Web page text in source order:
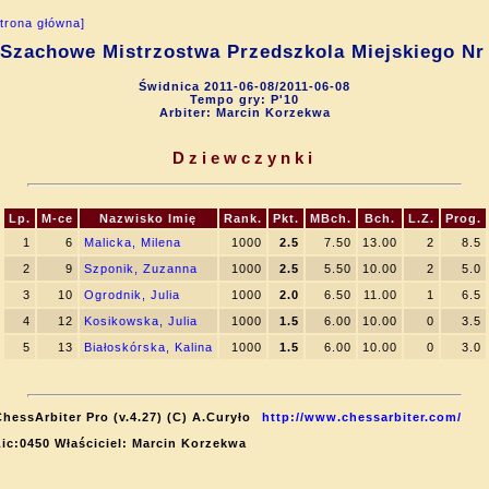
główna]
Mistrzostwa Przedszkola Miejskiego Nr
Świdnica 2011-06-08/2011-06-08
Tempo gry: P'10
Arbiter: Marcin Korzekwa
Dziewczynki
Lp. M-ce Nazwisko Imię Rank. Pkt. MBch. Bch. L.Z.
Prog.
1
6 Malicka, Milena 1000 2.5 7.50 13.00 2
8.5
2
9 Szponik, Zuzanna 1000 2.5 5.50 10.00 2
5.0
3
10 Ogrodnik, Julia 1000 2.0 6.50 11.00 1
6.5
4
12 Kosikowska, Julia 1000 1.5 6.00 10.00 0
3.5
5
13 Białoskórska, Kalina 1000 1.5 6.00 10.00 0 3.0
Pro (v.4.27) (C) A.Curyło
http://www.chessarbiter.com/
Właściciel: Marcin Korzekwa